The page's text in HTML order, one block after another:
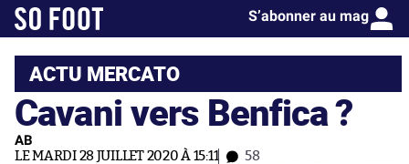
S’abonner au mag
ACTU MERCATO
Cavani vers Benfica ?
AB
LE MARDI 28 JUILLET 2020 À 15:11 58